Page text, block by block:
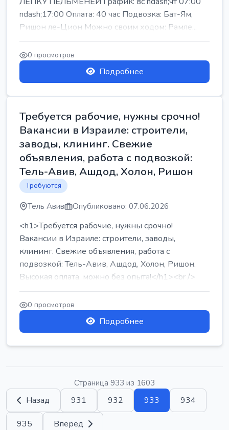
ndash;17:00 Оплата: 40 час Подвозка: Бат-Ям,
Ришон ле-Цион Можно своим ходом: Рамле...
0 просмотров
Подробнее
Требуется рабочие, нужны срочно!
Вакансии в Израиле: строители,
заводы, клининг. Свежие
объявления, работа с подвозкой:
Тель-Авив, Ашдод, Холон, Ришон
Требуются
Тель Авив Опубликовано: 07.06.2026
<h1>Требуется рабочие, нужны срочно!
Вакансии в Израиле: строители, заводы,
клининг. Свежие объявления, работа с
подвозкой: Тель-Авив, Ашдод, Холон, Ришон.
Высокая оплата, можно без опыта!</h1><br />
...
0 просмотров
Подробнее
Страница 933 из 1603
Назад 931 932 933 934
935 Вперед